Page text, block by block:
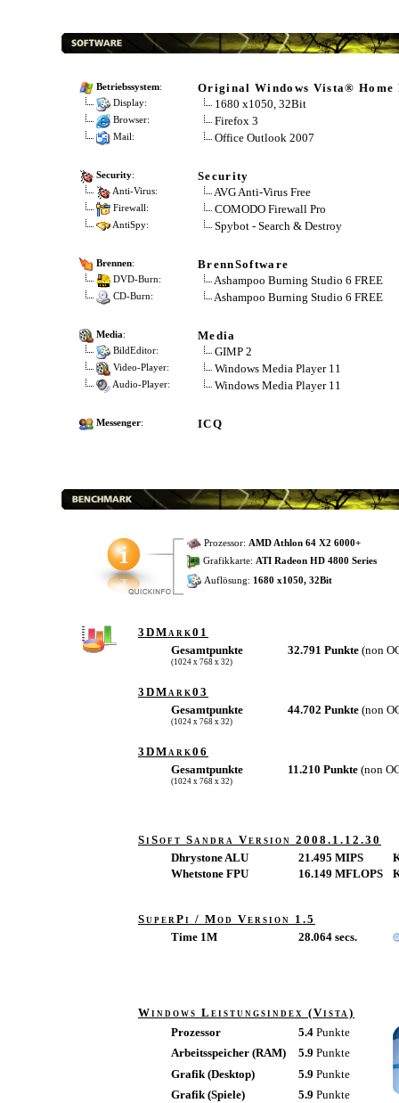
Betriebssystem: Original Windows Vista® Home
Display: 1680 x1050, 32Bit
Browser: Firefox 3
Mail: Office Outlook 2007
Security: Security
Anti-Virus: AVG Anti-Virus Free
Firewall: COMODO Firewall Pro
AntiSpy: Spybot - Search & Destroy
Brennen: BrennSoftware
DVD-Burn: Ashampoo Burning Studio 6 FREE
CD-Burn: Ashampoo Burning Studio 6 FREE
Media: Media
BildEditor: GIMP 2
Video-Player: Windows Media Player 11
Audio-Player: Windows Media Player 11
Messenger: ICQ
Prozessor: AMD Athlon 64 X2 6000+
Grafikkarte: ATI Radeon HD 4800 Series
Auflösung: 1680 x1050, 32Bit
3DMark01
Gesamtpunkte
(1024 x 768 x 32)
32.791 Punkte (non
3DMark03
Gesamtpunkte
(1024 x 768 x 32)
44.702 Punkte (non
3DMark06
Gesamtpunkte
(1024 x 768 x 32)
11.210 Punkte (non
SiSoft Sandra Version 2008.1.12.30
Dhrystone ALU
21.495 MIPS
Whetstone FPU
16.149 MFLOPS
SuperPi / Mod Version 1.5
Time 1M
28.064 secs.
Windows Leistungsindex (Vista)
Prozessor
5.4 Punkte
Arbeitsspeicher (RAM)
5.9 Punkte
Grafik (Desktop)
5.9 Punkte
Grafik (Spiele)
5.9 Punkte